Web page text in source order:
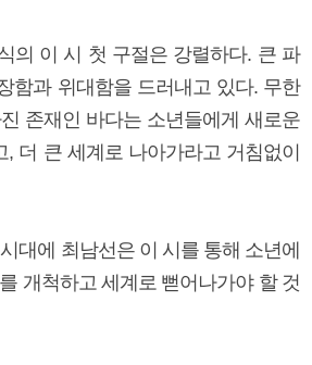
의 이 시 첫 구절은 강렬하다. 큰 파
함과 위대함을 드러내고 있다. 무한
존재인 바다는 소년들에게 새로운
, 더 큰 세계로 나아가라고 거침없이
대에 최남선은 이 시를 통해 소년에
개척하고 세계로 뻗어나가야 할 것